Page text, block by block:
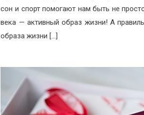
сон и спорт помогают нам быть не
века — активный образ жизни! А
образа жизни […]